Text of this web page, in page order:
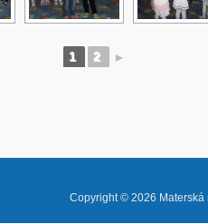
1 2 ►
Copyright © 2026